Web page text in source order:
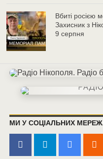
Вбиті росією
Захисник з
9 серпня
МИ У СОЦІАЛЬНИХ